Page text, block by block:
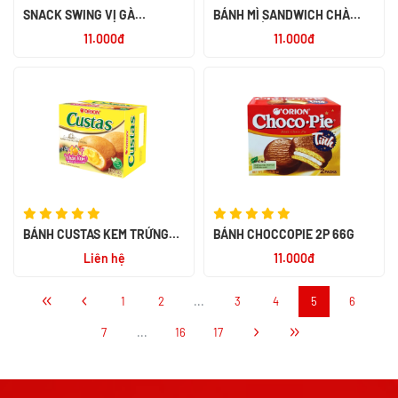
SNACK SWING VỊ GÀ
11.000đ
BÁNH MÌ SANDWICH CHÀ
11.000đ
BÁNH CUSTAS KEM TRỨNG
Liên hệ
BÁNH CHOCCOPIE 2P 66G
11.000đ
1 2 ... 3 4 5 6
7 ... 16 17